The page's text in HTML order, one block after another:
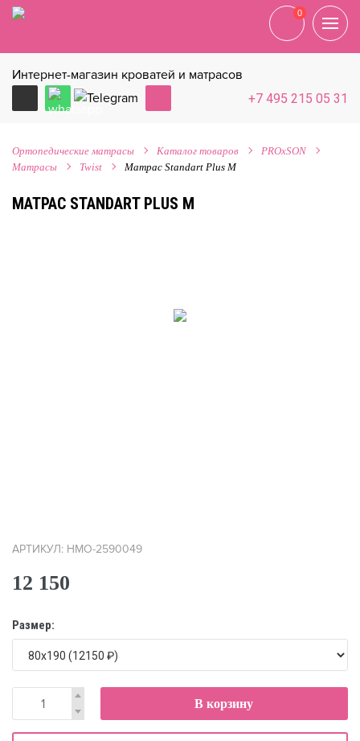
Интернет-магазин кроватей и матрасов
+7 495 215 05 31
0
0
Ортопедические матрасы Каталог товаров
PROxSON
Матрасы
Twist Матрас Standart Plus M
МАТРАС STANDART PLUS M
АРТИКУЛ: НМО-2590049
12 150
Размер:
В корзину